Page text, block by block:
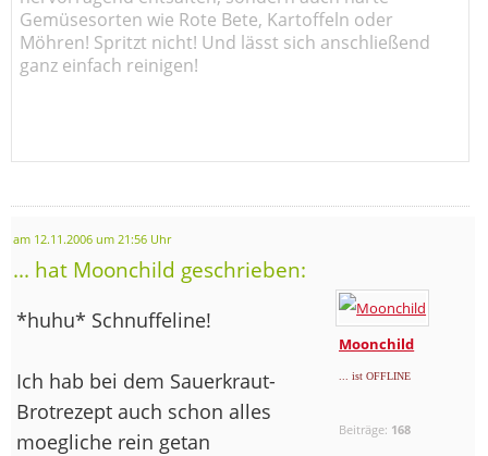
Gemüsesorten wie Rote Bete, Kartoffeln oder
Möhren! Spritzt nicht! Und lässt sich anschließend
ganz einfach reinigen!
am 12.11.2006 um 21:56 Uhr
... hat Moonchild geschrieben:
Moonchild
... ist OFFLINE
Beiträge: 168
*huhu* Schnuffeline!
Ich hab bei dem Sauerkraut-
Brotrezept auch schon alles
moegliche rein getan